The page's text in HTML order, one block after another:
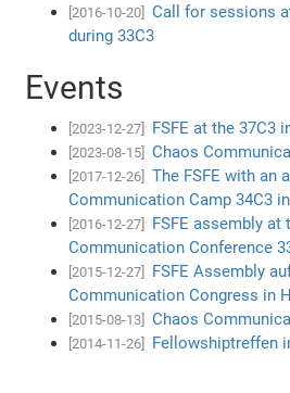
[2016-10-20]
Call for sessions
during 33C3
Events
[2023-12-27] FSFE at the 37C3
[2023-08-15] Chaos
[2017-12-26]
The FSFE with an
Communication Camp 34C3
[2016-12-27]
FSFE assembly at
Communication Conference
[2015-12-27]
FSFE Assembly
Communication Congress in
[2015-08-13] Chaos
[2014-11-26] Fellowshiptreffen